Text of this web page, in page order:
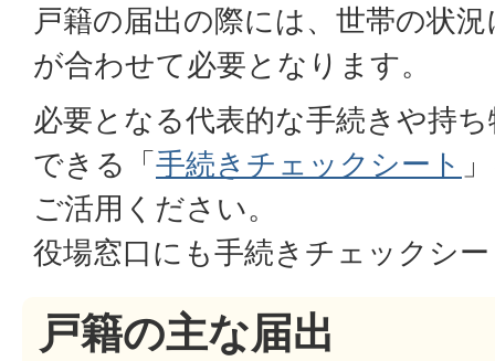
戸籍の届出の際には、世帯の状
が合わせて必要となります。
必要となる代表的な手続きや持
できる「手続きチェックシート
ご活用ください。
役場窓口にも手続きチェックシ
戸籍の主な届出